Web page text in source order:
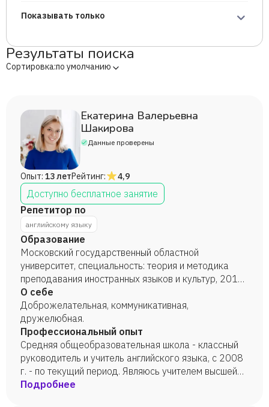
Результаты поиска
Сортировка:по умолчанию
Екатерина Валерьевна
Шакирова
Данные проверены
Опыт: 13 летРейтинг: 4,9
Доступно бесплатное занятие
Репетитор по
английскому языку
Образование
Московский государственный областной
университет, специальность: теория и методика
преподавания иностранных языков и культур, 2010
год.
О себе
Доброжелательная, коммуникативная,
дружелюбная.
Профессиональный опыт
Средняя общеобразовательная школа - классный
руководитель и учитель английского языка, с 2008
г. - по текущий период. Являюсь учителем высшей
квалификационной категории.
Подробнее
Показывать только